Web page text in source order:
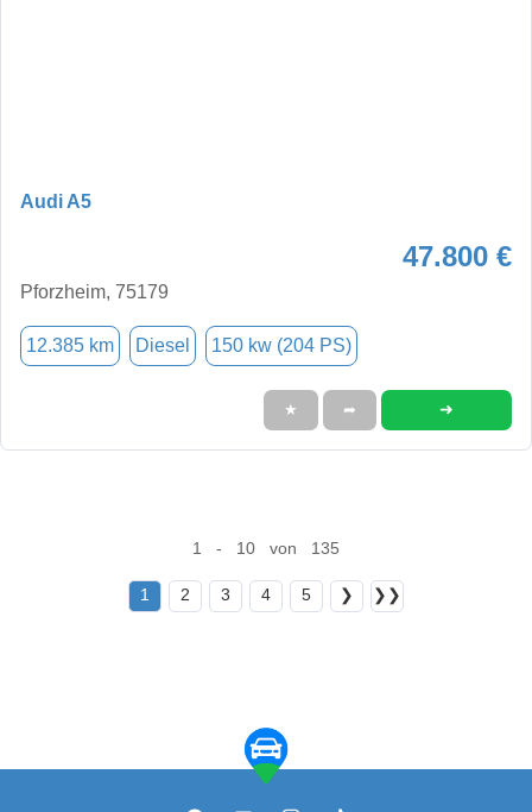
Audi A5
47.800 €
Pforzheim, 75179
12.385 km Diesel 150 kw (204 PS)
★ ➦ ➜
1 - 10 von 135
1 2 3 4 5 ❯ ❯❯